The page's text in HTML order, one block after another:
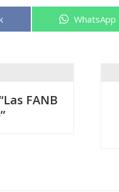
Compartir
WhatsApp
FANB